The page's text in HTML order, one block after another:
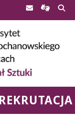
REKRUTACJA